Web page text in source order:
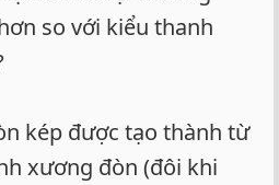
so với kiểu thanh
kép được tạo thành từ
xương đòn (đôi khi